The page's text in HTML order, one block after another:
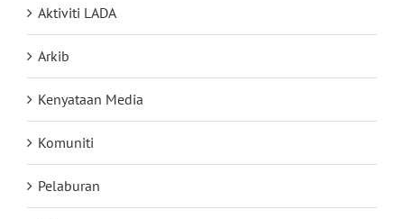
Aktiviti LADA
Arkib
Kenyataan Media
Komuniti
Pelaburan